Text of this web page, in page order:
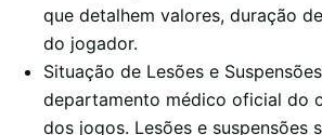
que detalhem valores, duração
do jogador.
Situação de Lesões e
departamento médico oficial do
dos jogos. Lesões e suspensões